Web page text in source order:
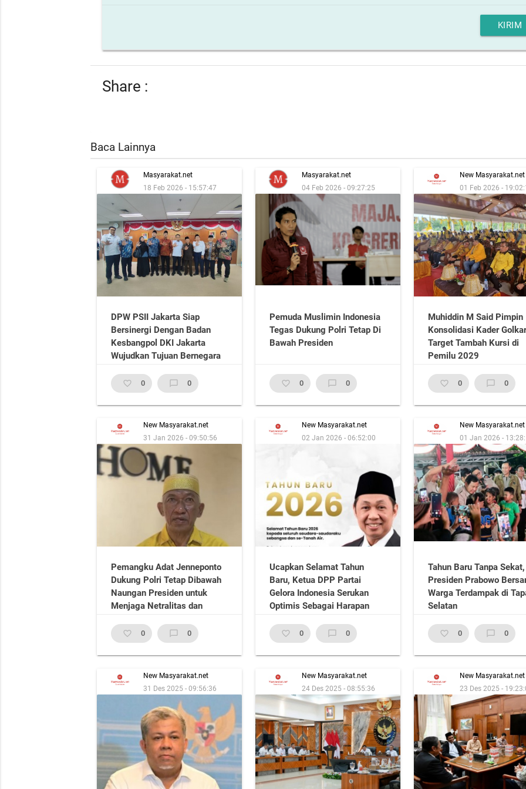
KIRIM
Share :
Baca Lainnya
Masyarakat.net
18 Feb 2026 - 15:57:47
DPW PSII Jakarta Siap
Bersinergi Dengan Badan
Kesbangpol DKI Jakarta
Wujudkan Tujuan Bernegara
favorite_border 0 chat_bubble_outline 0
Masyarakat.net
04 Feb 2026 - 09:27:25
Pemuda Muslimin Indonesia
Tegas Dukung Polri Tetap Di
Bawah Presiden
favorite_border 0 chat_bubble_outline 0
New Masyarakat.net
01 Feb 2026 -
Muhiddin M Said Pimpin
Konsolidasi Kader Golkar
Target Tambah Kursi di
Pemilu 2029
favorite_border 0 chat_bubble_outline 0
New Masyarakat.net
31 Jan 2026 - 09:50:56
Pemangku Adat Jenneponto
Dukung Polri Tetap Dibawah
Naungan Presiden untuk
Menjaga Netralitas dan
favorite_border 0 chat_bubble_outline 0
New Masyarakat.net
02 Jan 2026 - 06:52:00
Ucapkan Selamat Tahun
Baru, Ketua DPP Partai
Gelora Indonesia Serukan
Optimis Sebagai Harapan
favorite_border 0 chat_bubble_outline 0
New Masyarakat.net
01 Jan 2026 -
Tahun Baru Tanpa Sekat,
Presiden Prabowo
Warga Terdampak di
Selatan
favorite_border 0 chat_bubble_outline 0
New Masyarakat.net
31 Des 2025 - 09:56:36
New Masyarakat.net
24 Des 2025 - 08:55:36
New Masyarakat.net
23 Des 2025 -